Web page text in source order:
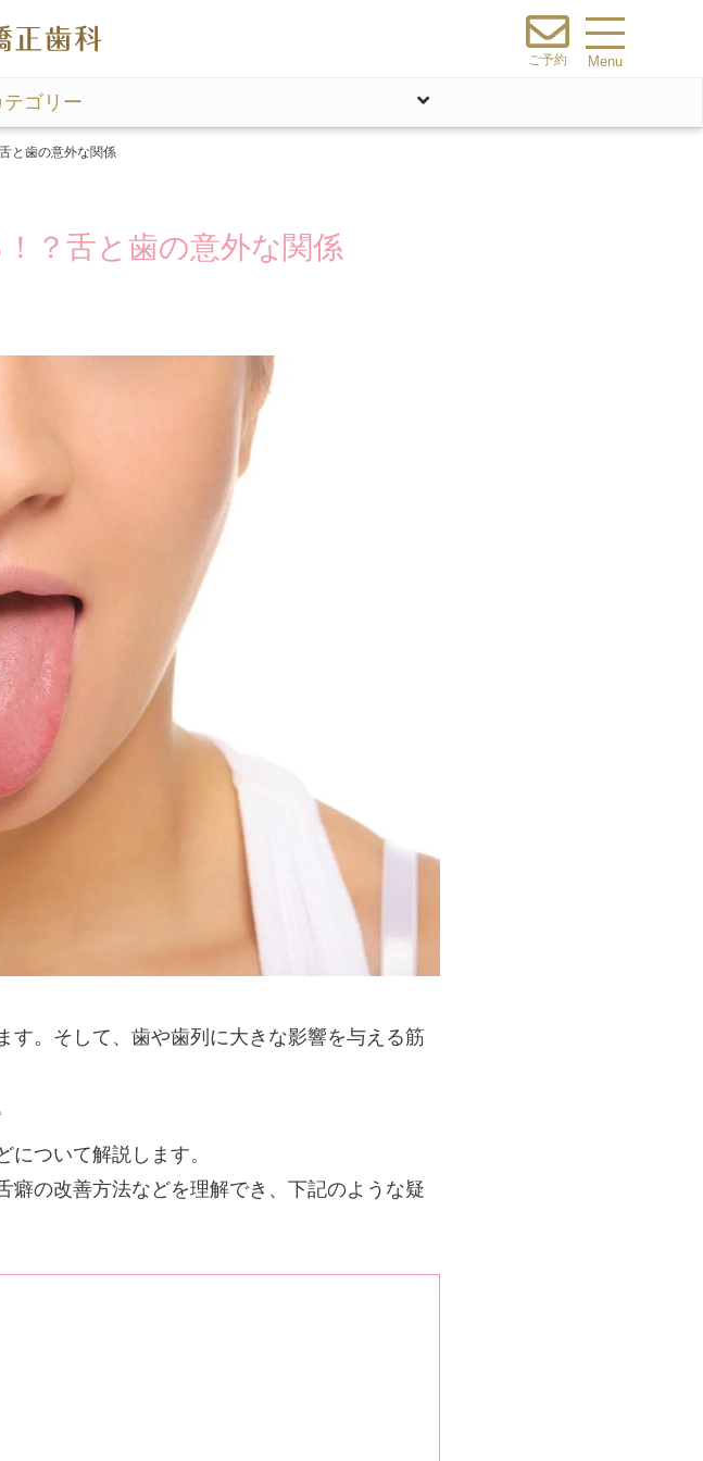
ご予約 Menu
ゴリー
と歯の意外な関係
？舌と歯の意外な関係
す。そして、歯や歯列に大きな影響を与える筋
ついて解説します。
癖の改善方法などを理解でき、下記のような疑